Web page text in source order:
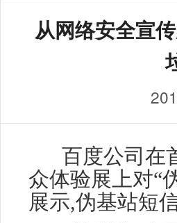
从网络安全宣
百度公司在
众体验展上对“
展示,伪基站短